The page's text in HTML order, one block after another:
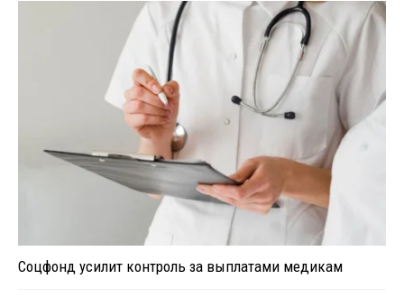
Соцфонд усилит контроль за выплатами медикам